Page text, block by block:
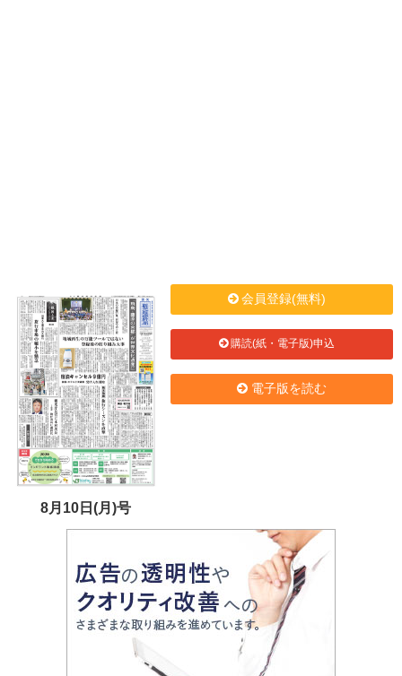
8月10日(月)号
会員登録(無料)
購読(紙・電子版)申込
電子版を読む